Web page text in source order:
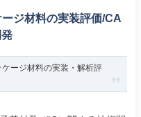
ージ材料の実装評価/CA
ージ材料の実装・解析評